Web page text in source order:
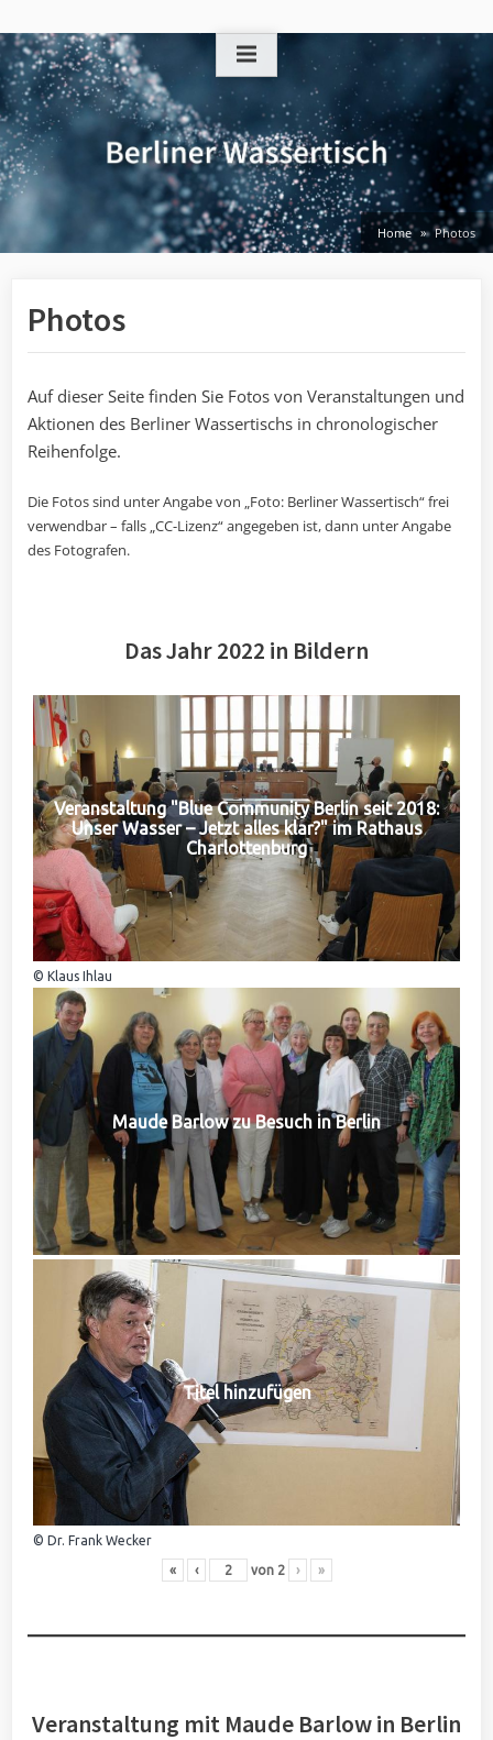
to
content
Home Photos
Photos
Auf dieser Seite finden Sie Fotos von Veranstaltungen und
Aktionen des Berliner Wassertischs in chronologischer
Reihenfolge.
Die Fotos sind unter Angabe von „Foto: Berliner Wassertisch“ frei
verwendbar – falls „CC-Lizenz“ angegeben ist, dann unter Angabe
des Fotografen.
Das Jahr 2022 in Bildern
Veranstaltung "Blue Community Berlin seit 2018:
Unser Wasser – Jetzt alles klar?" im Rathaus
Charlottenburg
© Klaus Ihlau
Maude Barlow zu Besuch in Berlin
Titel hinzufügen
© Dr. Frank Wecker
« ‹ von 2 › »
Veranstaltung mit Maude Barlow in Berlin